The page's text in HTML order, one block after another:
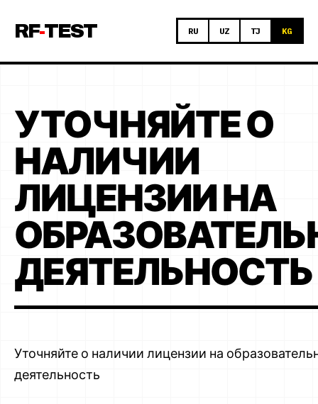
RF-TEST RU UZ TJ KG
УТОЧНЯЙТЕ О
НАЛИЧИИ
ЛИЦЕНЗИИ НА
ДЕЯТЕЛЬНОСТЬ
Уточняйте о наличии лицензии на
деятельность